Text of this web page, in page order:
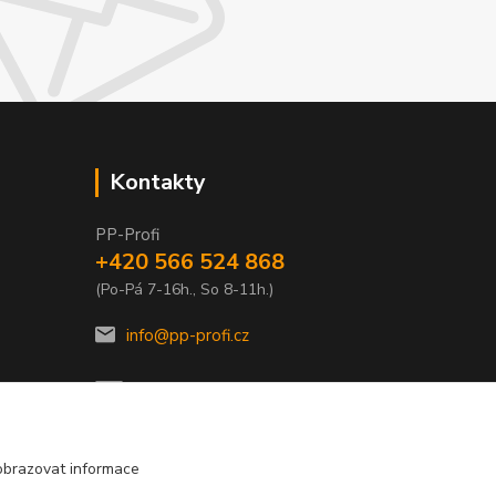
Kontakty
PP-Profi
+420 566 524 868
(Po-Pá 7-16h., So 8-11h.)
info@pp-profi.cz
informace